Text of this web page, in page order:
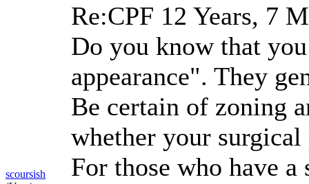
scoursish
Re:CPF 12 Years, 7
Do you know that
appearance". They
Be certain of zoning
whether your
For those who have